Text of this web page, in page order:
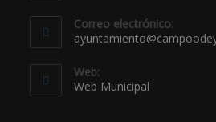
Correo electrónico:
Web:
Web Municipal